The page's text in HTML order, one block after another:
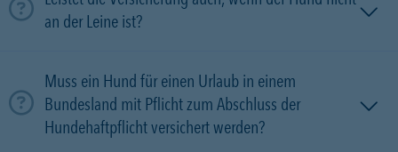
an der Leine ist?
Muss ein Hund für einen Urlaub in einem
Bundesland mit Pflicht zum Abschluss der
Hundehaftpflicht versichert werden?